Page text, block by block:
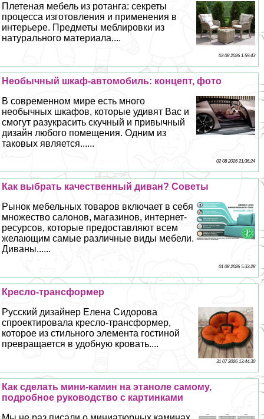
Плетеная мебель из ротанга: секреты
процесса изготовления и применения в
интерьере. Предметы мeблировки из
натурального материала....
03 08 2026 1:59:43
Необычный шкаф-автомобиль: концепт, фото
В современном мире есть много
необычных шкафов, которые удивят Вас и
смогут разукрасить скучный и привычный
дизайн любого помещения. Одним из
таковых является......
02 08 2026 21:36:24
Как выбрать качественный диван? Советы
Рынок мебельных товаров включает в себя
множество салонов, магазинов, интернет-
ресурсов, которые предоставляют всем
желающим самые различные виды мебели.
Диваны......
01 08 2026 5:33:28
Кресло-трaнcформер
Русский дизайнер Елена Сидорова
спроектировала кресло-трaнcформер,
которое из стильного элемента гостиной
превращается в удобную кровать....
31 07 2026 13:44:30
Как сделать мини-камин на этаноле самому,
подробное руководство с картинками